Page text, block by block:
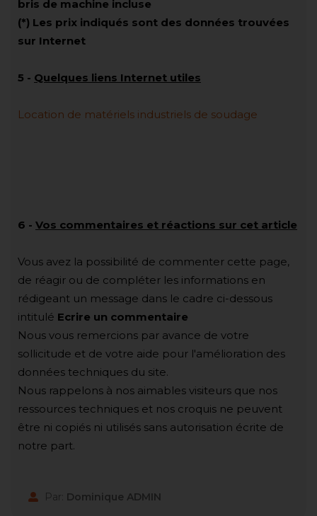
bris de machine incluse
(*) Les prix indiqués sont des données trouvées
sur Internet
5 - Quelques liens Internet utiles
Location de matériels industriels de soudage
6 - Vos commentaires et réactions sur cet article
Vous avez la possibilité de commenter cette page,
de réagir ou de compléter les informations en
rédigeant un message dans le cadre ci-dessous
intitulé Ecrire un commentaire
Nous vous remercions par avance de votre
sollicitude et de votre aide pour l'amélioration des
données techniques du site.
Nous rappelons à nos aimables visiteurs que nos
ressources techniques et nos croquis ne peuvent
être ni copiés ni utilisés sans autorisation écrite de
notre part.
Par: Dominique ADMIN